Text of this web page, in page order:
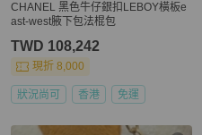
CHANEL 黑色牛仔銀扣LEBOY橫板e
ast-west腋下包法棍包
TWD 108,242
現折 8,000
狀況尚可 香港 免運